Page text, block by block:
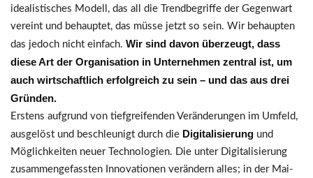
idealistisches Modell, das all die Trendbegriffe der Gegenwart
vereint und behauptet, das müsse jetzt so sein. Wir behaupten
das jedoch nicht einfach. Wir sind davon überzeugt, dass
diese Art der Organisation in Unternehmen zentral ist, um
auch wirtschaftlich erfolgreich zu sein – und das aus drei
Gründen.
Erstens aufgrund von tiefgreifenden Veränderungen im Umfeld,
ausgelöst und beschleunigt durch die Digitalisierung und
Möglichkeiten neuer Technologien. Die unter Digitalisierung
zusammengefassten Innovationen verändern alles; in der Mai-